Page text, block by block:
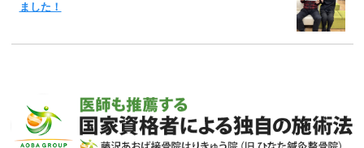
ました！